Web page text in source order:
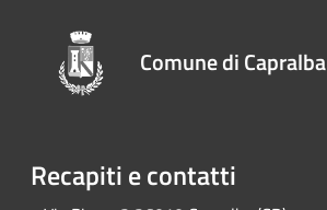
Comune di Capralba
Recapiti e contatti